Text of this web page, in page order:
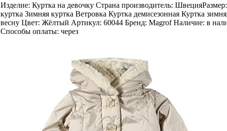
Изделие: Куртка на девочку Страна производитель:
куртка Зимняя куртка Ветровка Куртка демисезонная Куртка
весну Цвет: Жёлтый Артикул: 60044 Бренд: Magrof Наличие: в
Способы оплаты: через